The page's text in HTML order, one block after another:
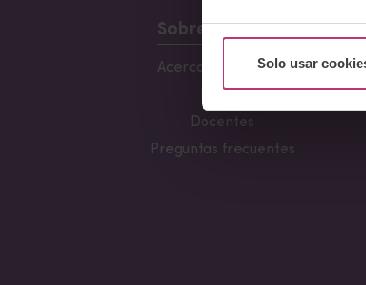
Solo usar
Sobre Nosotros
Acerca del Instituto
Docentes
Preguntas frecuentes